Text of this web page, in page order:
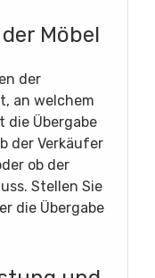
Möbel
der
an welchem
die Übergabe
der Verkäufer
ob der
Stellen Sie
die Übergabe